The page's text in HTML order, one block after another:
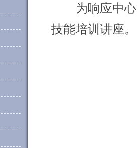
为响应中
技能培训讲座。